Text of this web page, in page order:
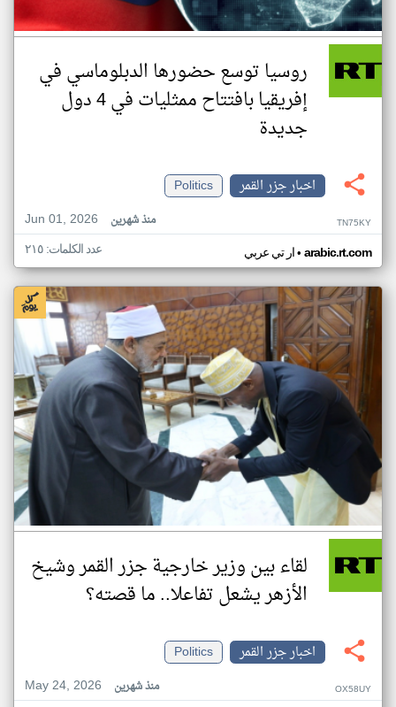
روسيا توسع حضورها الدبلوماسي في
إفريقيا بافتتاح ممثليات في 4 دول
جديدة
اخبار جزر القمر
Politics
Jun 01, 2026
منذ شهرين TN75KY
ار تي عربي• arabic.rt.com عدد الكلمات: ٢١٥
لقاء بين وزير خارجية جزر القمر وشيخ
الأزهر يشعل تفاعلا.. ما قصته؟
اخبار جزر القمر
Politics
May 24, 2026
منذ شهرين OX58UY